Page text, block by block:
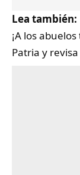
Lea también:
¡A los
Patria y